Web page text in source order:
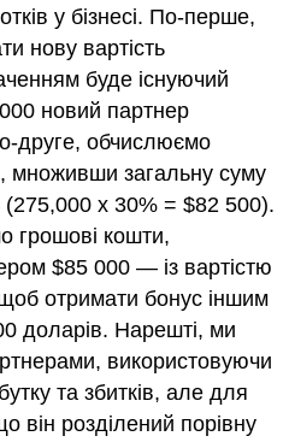
у бізнесі. По-перше,
нову вартість
буде існуючий
новий партнер
друге, обчислюємо
множивши загальну суму
(275,000 х 30% = $82 500).
грошові кошти,
$85 000 — із вартістю
отримати бонус іншим
доларів. Нарешті, ми
використовуючи
та збитків, але для
він розділений порівну